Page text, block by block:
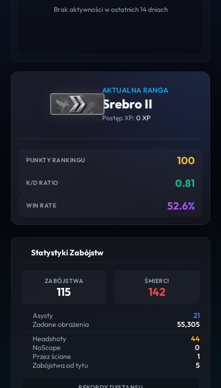
Brak aktywności w ostatnich 14 dniach
AKTUALNA RANGA
Srebro II
Postęp XP: 0 XP
PUNKTY RANKINGU 100
K/D RATIO 0.81
WIN RATE 52.6%
Statystyki Zabójstw
ZABÓJSTWA
115
ŚMIERCI
142
Asysty
21
Zadane obrażenia
55,305
Headshoty
44
NoScope
0
Przez ściane
1
Zabójstwa od tyłu
5